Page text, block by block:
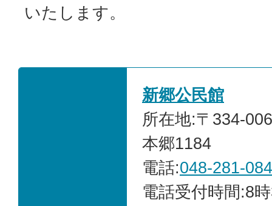
いたします。
新郷公民館
所在地:〒334-
本郷1184
電話:048-281-
電話受付時間:8